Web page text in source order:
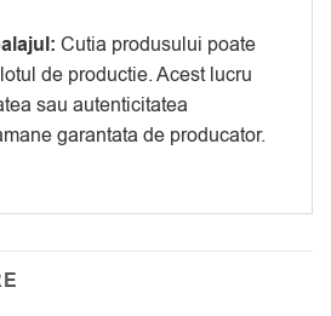
Cutia produsului poate
de productie. Acest lucru
sau autenticitatea
garantata de producator.